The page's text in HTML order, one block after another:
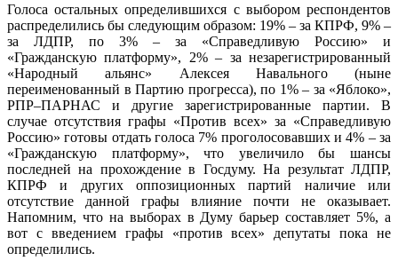
Голоса остальных определившихся с выбором респондентов
распределились бы следующим образом: 19% – за КПРФ, 9% –
за ЛДПР, по 3% – за «Справедливую Россию» и
«Гражданскую платформу», 2% – за незарегистрированный
«Народный альянс» Алексея Навального (ныне
переименованный в Партию прогресса), по 1% – за «Яблоко»,
РПР–ПАРНАС и другие зарегистрированные партии. В
случае отсутствия графы «Против всех» за «Справедливую
Россию» готовы отдать голоса 7% проголосовавших и 4% – за
«Гражданскую платформу», что увеличило бы шансы
последней на прохождение в Госдуму. На результат ЛДПР,
КПРФ и других оппозиционных партий наличие или
отсутствие данной графы влияние почти не оказывает.
Напомним, что на выборах в Думу барьер составляет 5%, а
вот с введением графы «против всех» депутаты пока не
определились.